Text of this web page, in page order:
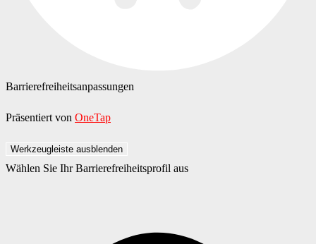
Barrierefreiheitsanpassungen
Präsentiert von OneTap
Werkzeugleiste ausblenden
Wählen Sie Ihr Barrierefreiheitsprofil aus